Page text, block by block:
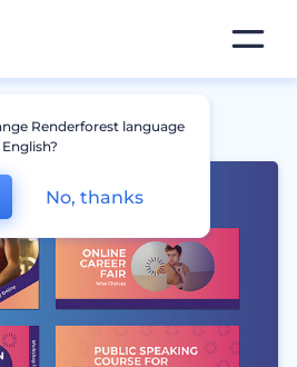
Renderforest language
No, thanks